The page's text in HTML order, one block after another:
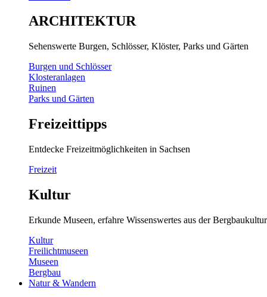
ARCHITEKTUR
Sehenswerte Burgen, Schlösser, Klöster, Parks und Gärten
Burgen und Schlösser
Klosteranlagen
Ruinen
Parks und Gärten
Freizeittipps
Entdecke Freizeitmöglichkeiten in Sachsen
Freizeit
Kultur
Erkunde Museen, erfahre Wissenswertes aus der
Kultur
Freilichtmuseen
Museen
Bergbau
Natur & Wandern